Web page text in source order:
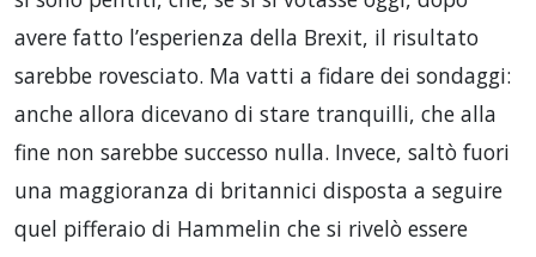
avere fatto l’esperienza della Brexit, il risultato
sarebbe rovesciato. Ma vatti a fidare dei sondaggi:
anche allora dicevano di stare tranquilli, che alla
fine non sarebbe successo nulla. Invece, saltò fuori
una maggioranza di britannici disposta a seguire
quel pifferaio di Hammelin che si rivelò essere